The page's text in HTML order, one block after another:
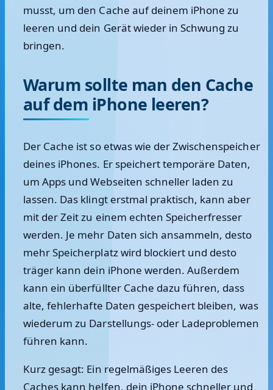
musst, um den Cache auf deinem iPhone zu
leeren und dein Gerät wieder in Schwung zu
bringen.
Warum sollte man den Cache
auf dem iPhone leeren?
Der Cache ist so etwas wie der Zwischenspeicher
deines iPhones. Er speichert temporäre Daten,
um Apps und Webseiten schneller laden zu
lassen. Das klingt erstmal praktisch, kann aber
mit der Zeit zu einem echten Speicherfresser
werden. Je mehr Daten sich ansammeln, desto
mehr Speicherplatz wird blockiert und desto
träger kann dein iPhone werden. Außerdem
kann ein überfüllter Cache dazu führen, dass
alte, fehlerhafte Daten gespeichert bleiben, was
wiederum zu Darstellungs- oder Ladeproblemen
führen kann.
Kurz gesagt: Ein regelmäßiges Leeren des
Caches kann helfen, dein iPhone schneller und